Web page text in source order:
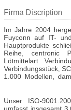
Firma Discription
Im Jahre 2004
Fuyconn auf IT-
Hauptprodukte
Reihe, centronic
Lötmittelart
Verbindungsstück,
1.000 Modellen,
Unser ISO-